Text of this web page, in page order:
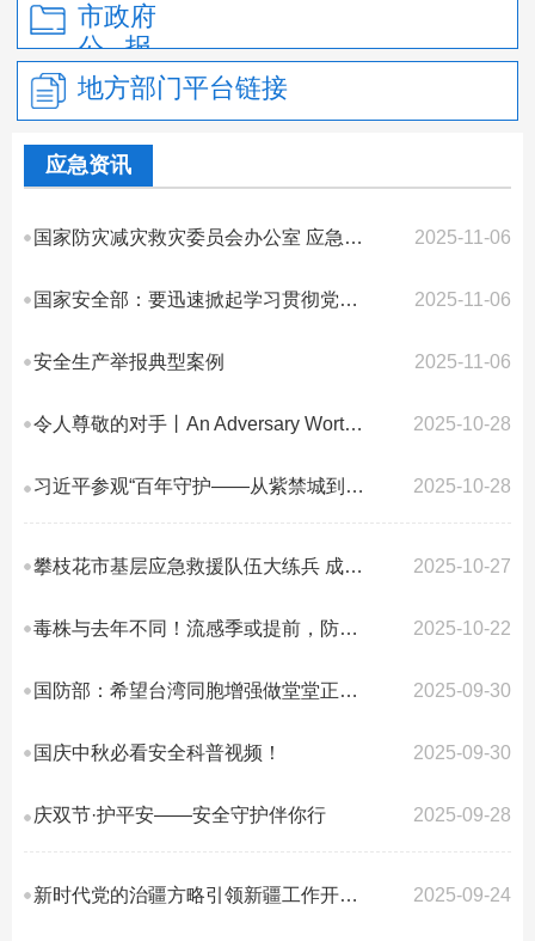
市政府
公 报
地方部门平台链接
应急资讯
国家防灾减灾救灾委员会办公室 应急管理部 发布11月份全国自然灾害风险形势 2025-11-06
国家安全部：要迅速掀起学习贯彻党的二十届四中全会精神热潮 2025-11-06
安全生产举报典型案例 2025-11-06
令人尊敬的对手丨An Adversary Worthy of Respect 2025-10-28
习近平参观“百年守护——从紫禁城到故宫博物院”展览 2025-10-28
攀枝花市基层应急救援队伍大练兵 成果检验圆满完成 2025-10-27
毒株与去年不同！流感季或提前，防护要趁早 2025-10-22
国防部：希望台湾同胞增强做堂堂正正中国人的民族自信 2025-09-30
国庆中秋必看安全科普视频！ 2025-09-30
庆双节·护平安——安全守护伴你行 2025-09-28
新时代党的治疆方略引领新疆工作开创新局面 2025-09-24